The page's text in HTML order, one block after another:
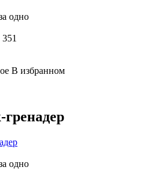
одно
В избранном
одно